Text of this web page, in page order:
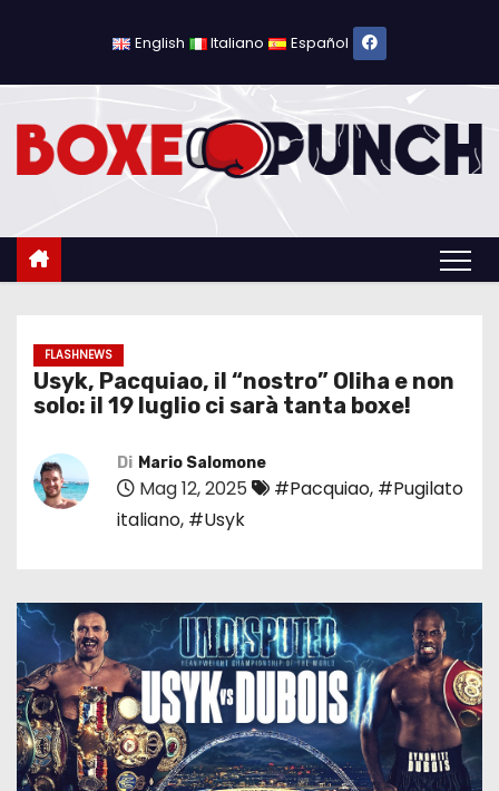
c
English Italiano Español
FLASHNEWS
Usyk, Pacquiao, il “nostro” Oliha e non
solo: il 19 luglio ci sarà tanta boxe!
Di Mario Salomone
Mag 12, 2025 #Pacquiao, #Pugilato
italiano, #Usyk